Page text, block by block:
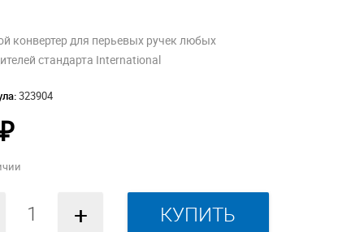
конвертер для перьевых ручек любых
стандарта International
323904
₽
+